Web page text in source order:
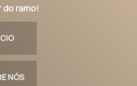
do ramo!
NÓS